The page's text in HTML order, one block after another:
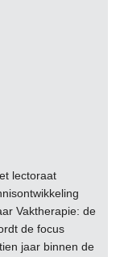
lectoraat
Vaktherapie: de
de focus
jaar binnen de